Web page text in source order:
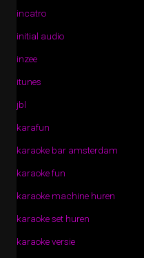
incatro
initial audio
inzee
itunes
jbl
karafun
karaoke bar amsterdam
karaoke fun
karaoke machine huren
karaoke set huren
karaoke versie